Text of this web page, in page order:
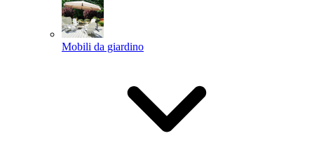
Mobili da giardino